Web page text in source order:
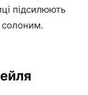
підсилюють
солоним.